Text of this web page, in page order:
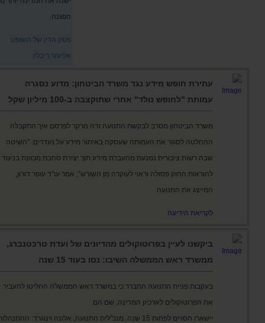
הפגנה.
פסק הדין של השופט
אליעזר ריבלין
עתירת חופש מידע נגד משרד הביטחון: מדוע נסגרה
עמותת "לחופש נולד" אחרי שתוקצבה ב-100 מיליון שקל
משרד הביטחון מסרב לבקשת התנועה ודה מרקר לפרסם איך התקבלה
ההחלטה לסגור את העמותה שעסקה באיתור מידע על נעדרים. "השיטה
שבה רשות ציבורית נמנעת מהעברת מידע תוך יצירת סחבת מכוונת בניגוד
להוראות החוק פסולה וראוי לעוקרה מן השורש", אמר עו"ד עופר דורון,
המייצג את התנועה
לקריאת הידיעה
ביקשנו לעיין בפרוטוקולים מהדיונים של ועדת טרכטנברג,
ממשרד ראש הממשלה השיבו: נסו בעוד 15 שנה
בעקבות פניית התנועה התברר כי במשרד ראש הממשלה החליטו להעביר
את הפרוטוקולים לארכיון המדינה, שם הם
יישארו חסויים לפחות 15 שנה. מנכ"לית התנועה, אלונה וינוגרד: